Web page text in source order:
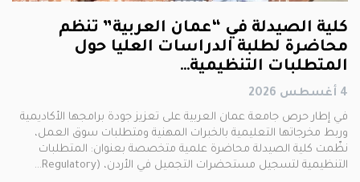
كلية الصيدلة في “عمان العربية” تنظم
محاضرة لطلبة الدراسات العليا حول
المتطلبات التنظيمية…
4 أغسطس 2026
في إطار حرص جامعة عمان العربية على تعزيز جودة برامجها الأكاديمية
وربط مخرجاتها التعليمية بالخبرات المهنية ومتطلبات سوق العمل،
نظّمت كلية الصيدلة محاضرة علمية متخصصة بعنوان: المتطلبات
التنظيمية لتسجيل مستحضرات التجميل في الأردن، (Regulatory…